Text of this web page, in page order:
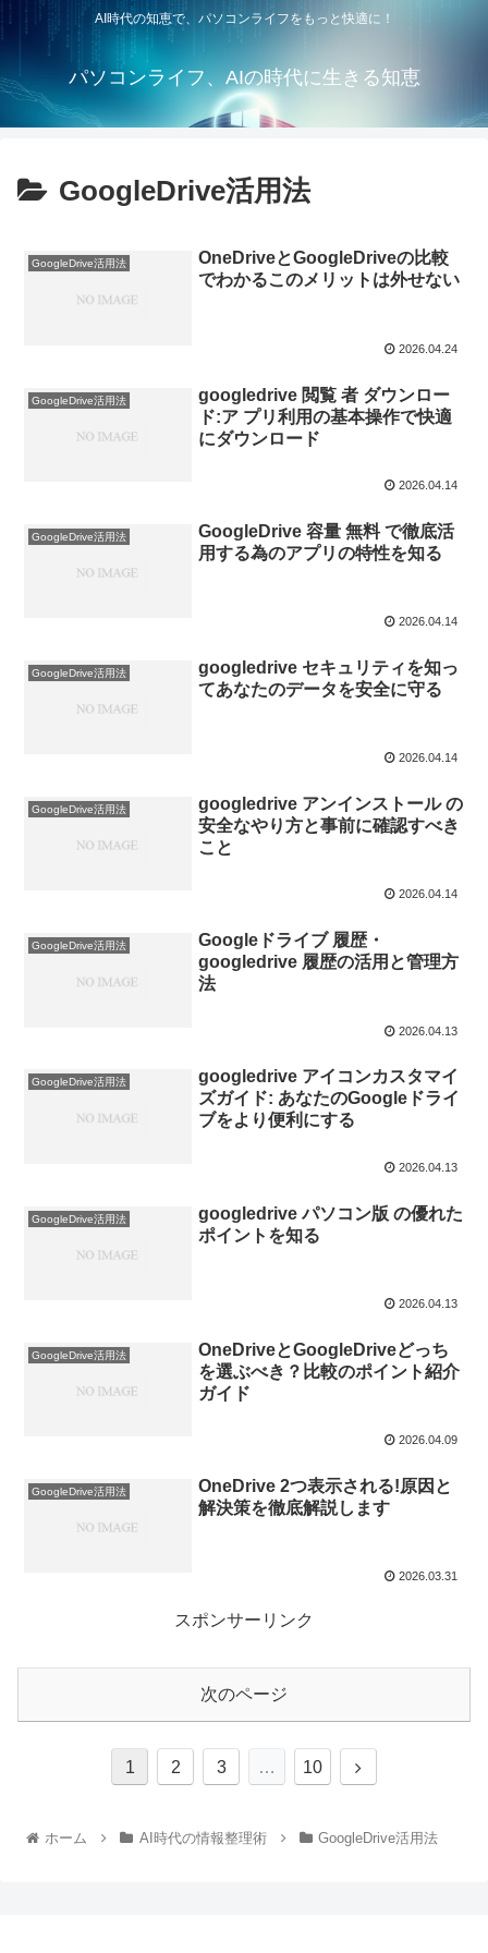
AI時代の知恵で、パソコンライフをもっと快適に！
パソコンライフ、AIの時代に生きる知恵
GoogleDrive活用法
GoogleDrive活用法
OneDriveとGoogleDriveの比較
でわかるこのメリットは外せない
2026.04.24
GoogleDrive活用法
googledrive 閲覧 者 ダウンロー
ド:ア プリ利用の基本操作で快適
にダウンロード
2026.04.14
GoogleDrive活用法
GoogleDrive 容量 無料 で徹底活
用する為のアプリの特性を知る
2026.04.14
GoogleDrive活用法
googledrive セキュリティを知っ
てあなたのデータを安全に守る
2026.04.14
GoogleDrive活用法
googledrive アンインストール の
安全なやり方と事前に確認すべき
こと
2026.04.14
GoogleDrive活用法
Googleドライブ 履歴・
googledrive 履歴の活用と管理方
法
2026.04.13
GoogleDrive活用法
googledrive アイコンカスタマイ
ズガイド: あなたのGoogleドライ
ブをより便利にする
2026.04.13
GoogleDrive活用法
googledrive パソコン版 の優れた
ポイントを知る
2026.04.13
GoogleDrive活用法
OneDriveとGoogleDriveどっち
を選ぶべき？比較のポイント紹介
ガイド
2026.04.09
GoogleDrive活用法
OneDrive 2つ表示される!原因と
解決策を徹底解説します
2026.03.31
スポンサーリンク
次のページ
1 2 3 … 10
ホーム AI時代の情報整理術 GoogleDrive活用法